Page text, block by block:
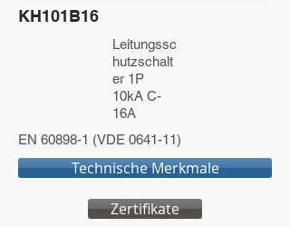
KH101B16
Leitungssc
hutzschalt
er 1P
10kA C-
16A
EN 60898-1 (VDE 0641-11)
Technische Merkmale
Zertifikate